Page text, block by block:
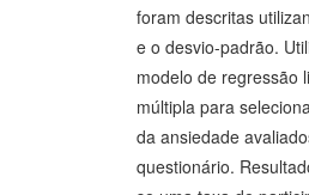
foram descritas
e o desvio-padrão.
modelo de regressão
múltipla para
da ansiedade
questionário.